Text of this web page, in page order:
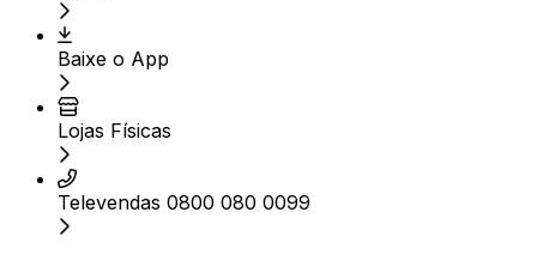
Baixe o App
Lojas Físicas
Televendas 0800 080 0099